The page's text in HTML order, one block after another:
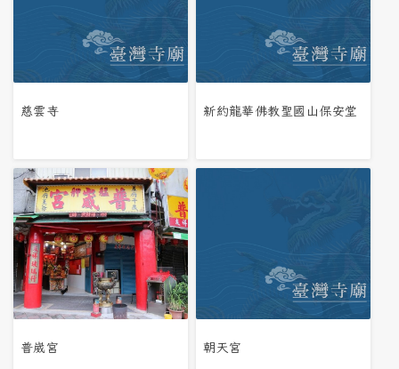
慈雲寺 新約龍華佛教聖國山保安堂
普崴宮 朝天宮